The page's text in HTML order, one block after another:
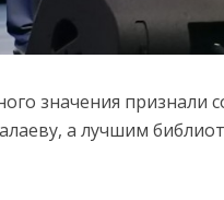
значения признали
а лучшим